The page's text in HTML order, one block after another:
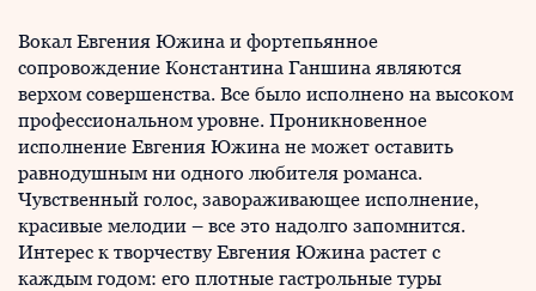
Вокал Евгения Южина и фортепьянное
сопровождение Константина Ганшина являются
верхом совершенства. Все было исполнено на высоком
профессиональном уровне. Проникновенное
исполнение Евгения Южина не может оставить
равнодушным ни одного любителя романса.
Чувственный голос, завораживающее исполнение,
красивые мелодии – все это надолго запомнится.
Интерес к творчеству Евгения Южина растет с
каждым годом: его плотные гастрольные туры